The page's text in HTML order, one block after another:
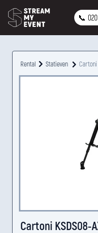
📞
Rental Statieven Cartoni
Cartoni KSDS08-